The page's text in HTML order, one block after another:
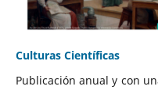
Culturas Científicas
Publicación anual y con